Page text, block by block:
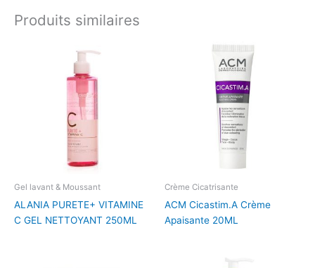
Produits similaires
Gel lavant & Moussant
ALANIA PURETE+ VITAMINE
C GEL NETTOYANT 250ML
Crème Cicatrisante
ACM Cicastim.A Crème
Apaisante 20ML